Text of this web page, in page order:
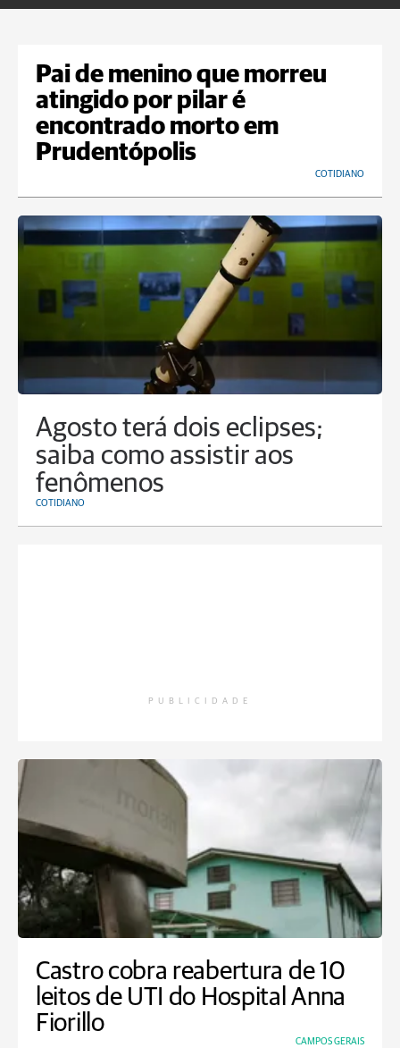
Pai de menino que morreu
atingido por pilar é
encontrado morto em
Prudentópolis
COTIDIANO
Agosto terá dois eclipses;
saiba como assistir aos
fenômenos
COTIDIANO
PUBLICIDADE
Castro cobra reabertura de 10
leitos de UTI do Hospital Anna
Fiorillo
CAMPOS GERAIS